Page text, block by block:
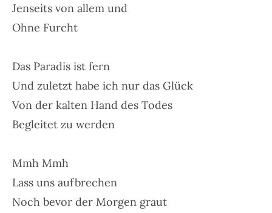
Jenseits von allem und
Ohne Furcht
Das Paradis ist fern
Und zuletzt habe ich nur das Glück
Von der kalten Hand des Todes
Begleitet zu werden
Mmh Mmh
Lass uns aufbrechen
Noch bevor der Morgen graut